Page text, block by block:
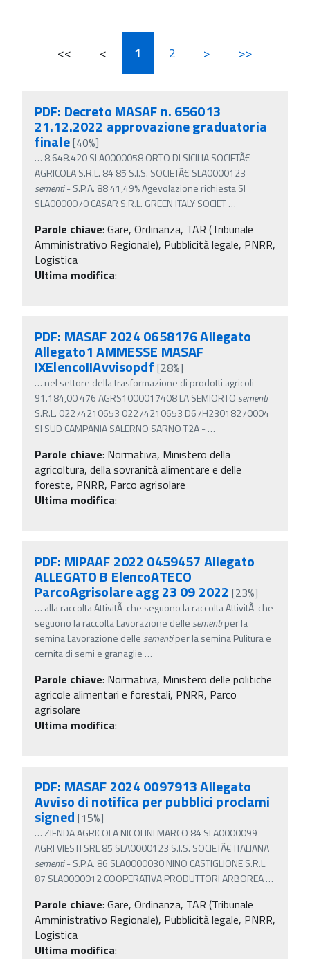
<< < 1 2 > >>
PDF: Decreto MASAF n. 656013
21.12.2022 approvazione graduatoria
finale[40%]
… 8.648.420 SLA0000058 ORTO DI SICILIA SOCIETÃ€
AGRICOLA S.R.L. 84 85 S.I.S. SOCIETÃ€ SLA0000123
sementi- S.P.A. 88 41,49% Agevolazione richiesta SI
SLA0000070 CASAR S.R.L. GREEN ITALY SOCIET…
Parole chiave: Gare, Ordinanza, TAR (Tribunale
Amministrativo Regionale), Pubblicità legale, PNRR,
Logistica
Ultima modifica:
PDF: MASAF 2024 0658176 Allegato
Allegato1 AMMESSE MASAF
IXElencoIIAvvisopdf [28%]
… nel settore della trasformazione di prodotti agricoli
91.184,00 476 AGRS1000017408 LA SEMIORTO sementi
S.R.L. 02274210653 02274210653 D67H23018270004
SI SUD CAMPANIA SALERNO SARNO T2A -…
Parole chiave: Normativa, Ministero della
agricoltura, della sovranità alimentare e delle
foreste, PNRR, Parco agrisolare
Ultima modifica:
PDF: MIPAAF 2022 0459457 Allegato
ALLEGATO B ElencoATECO
ParcoAgrisolare agg 23 09 2022 [23%]
… alla raccolta AttivitÃ che seguono la raccolta AttivitÃ che
seguono la raccolta Lavorazione delle sementiper la
semina Lavorazione delle sementiper la semina Pulitura e
cernita di semi e granaglie …
Parole chiave: Normativa, Ministero delle politiche
agricole alimentari e forestali, PNRR, Parco
agrisolare
Ultima modifica:
PDF: MASAF 2024 0097913 Allegato
Avviso di notifica per pubblici proclami
signed [15%]
… ZIENDA AGRICOLA NICOLINI MARCO 84 SLA0000099
AGRI VIESTI SRL 85 SLA0000123 S.I.S. SOCIETÃ€ ITALIANA
sementi- S.P.A. 86 SLA0000030 NINO CASTIGLIONE S.R.L.
87 SLA0000012 COOPERATIVA PRODUTTORI ARBOREA…
Parole chiave: Gare, Ordinanza, TAR (Tribunale
Amministrativo Regionale), Pubblicità legale, PNRR,
Logistica
Ultima modifica: